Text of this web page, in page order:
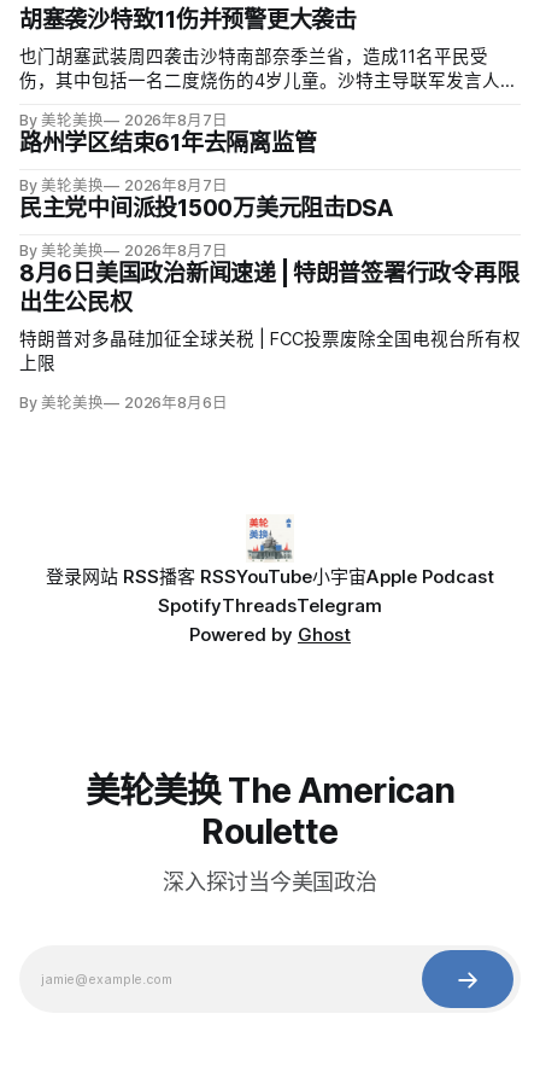
胡塞袭沙特致11伤并预警更大袭击
也门胡塞武装周四袭击沙特南部奈季兰省，造成11名平民受
伤，其中包括一名二度烧伤的4岁儿童。沙特主导联军发言人图
区；
By 美轮美换 2026年8月7日
路州学区结束61年去隔离监管
By 美轮美换 2026年8月7日
民主党中间派投1500万美元阻击DSA
By 美轮美换 2026年8月7日
8月6日美国政治新闻速递 | 特朗普签署行政令再限
出生公民权
特朗普对多晶硅加征全球关税 | FCC投票废除全国电视台所有权
上限
By 美轮美换 2026年8月6日
登录网站 RSS播客 RSSYouTube小宇宙Apple Podcast
SpotifyThreadsTelegram
Powered by Ghost
美轮美换 The American
Roulette
深入探讨当今美国政治